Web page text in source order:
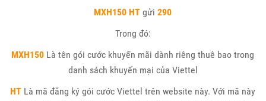
MXH150 HTgửi 290
Trong đó:
MXH150 Là tên gói cước khuyến mãi dành riêng thuê bao trong
danh sách khuyến mại của Viettel
HT Là mã đăng ký gói cước Viettel trên website này. Với mã này